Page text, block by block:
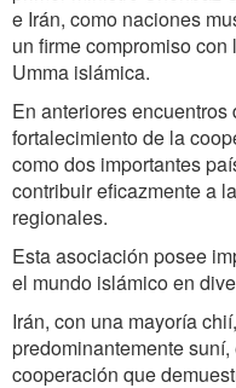
e Irán, como naciones
un firme compromiso
Umma islámica.
En anteriores
fortalecimiento de la
como dos importantes
contribuir eficazmente a
regionales.
Esta asociación posee
el mundo islámico en
Irán, con una mayoría
predominantemente
cooperación que